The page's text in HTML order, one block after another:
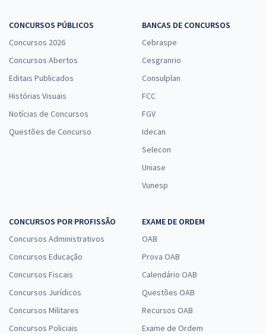
CONCURSOS PÚBLICOS
Concursos 2026
Concursos Abertos
Editais Publicados
Histórias Visuais
Notícias de Concursos
Questões de Concurso
BANCAS DE CONCURSOS
Cebraspe
Cesgranrio
Consulplan
FCC
FGV
Idecan
Selecon
Uniase
Vunesp
CONCURSOS POR PROFISSÃO
Concursos Administrativos
Concursos Educação
Concursos Fiscais
Concursos Jurídicos
Concursos Militares
Concursos Policiais
EXAME DE ORDEM
OAB
Prova OAB
Calendário OAB
Questões OAB
Recursos OAB
Exame de Ordem